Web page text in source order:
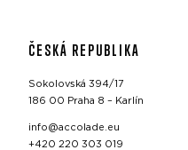
ČESKÁ REPUBLIKA
Sokolovská 394/17
186 00 Praha 8 – Karlín
info@accolade.eu
+420 220 303 019